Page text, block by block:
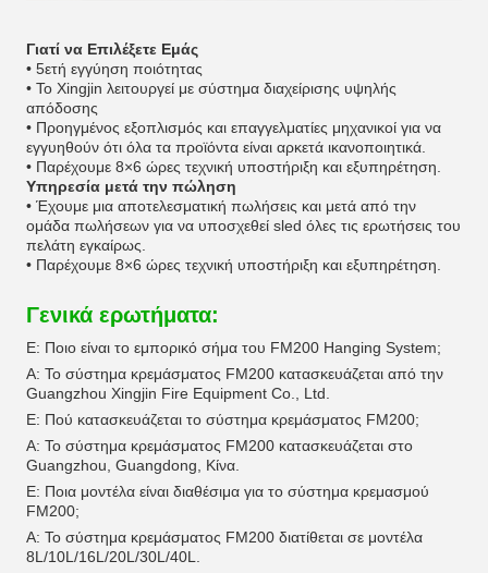
Γιατί να Επιλέξετε Εμάς
• 5ετή εγγύηση ποιότητας
• Το Xingjin λειτουργεί με σύστημα διαχείρισης υψηλής
απόδοσης
• Προηγμένος εξοπλισμός και επαγγελματίες μηχανικοί για να
εγγυηθούν ότι όλα τα προϊόντα είναι αρκετά ικανοποιητικά.
• Παρέχουμε 8×6 ώρες τεχνική υποστήριξη και εξυπηρέτηση.
Υπηρεσία μετά την πώληση
• Έχουμε μια αποτελεσματική πωλήσεις και μετά από την
ομάδα πωλήσεων για να υποσχεθεί sled όλες τις ερωτήσεις του
πελάτη εγκαίρως.
• Παρέχουμε 8×6 ώρες τεχνική υποστήριξη και εξυπηρέτηση.
Γενικά ερωτήματα:
Ε: Ποιο είναι το εμπορικό σήμα του FM200 Hanging System;
Α: Το σύστημα κρεμάσματος FM200 κατασκευάζεται από την
Guangzhou Xingjin Fire Equipment Co., Ltd.
Ε: Πού κατασκευάζεται το σύστημα κρεμάσματος FM200;
Α: Το σύστημα κρεμάσματος FM200 κατασκευάζεται στο
Guangzhou, Guangdong, Κίνα.
Ε: Ποια μοντέλα είναι διαθέσιμα για το σύστημα κρεμασμού
FM200;
Α: Το σύστημα κρεμάσματος FM200 διατίθεται σε μοντέλα
8L/10L/16L/20L/30L/40L.